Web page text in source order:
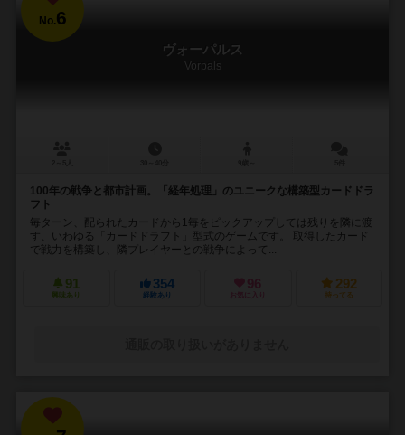
No.6
ヴォーパルス
Vorpals
100年の戦争と都市計画。「経年処理」のユニークな構築型カードドラ
フト
毎ターン、配られたカードから1毎をピックアップしては残りを隣に渡
す、いわゆる「カードドラフト」型式のゲームです。 取得したカード
で戦力を構築し、隣プレイヤーとの戦争によって...
91
興味あり
354
経験あり
96
お気に入り
292
持ってる